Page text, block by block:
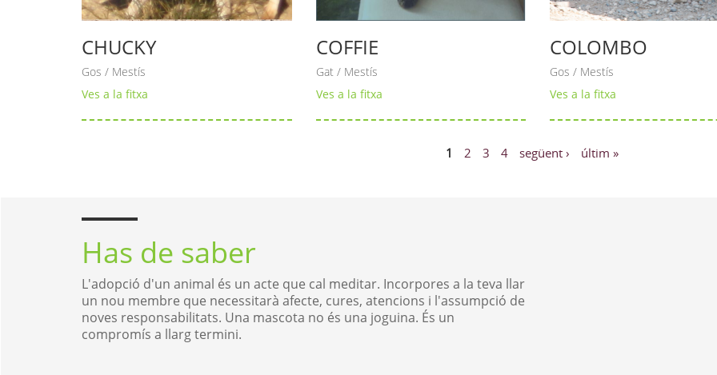
CHUCKY
Gos / Mestís
Ves a la fitxa
COFFIE
Gat / Mestís
Ves a la fitxa
COLOMBO
Gos / Mestís
Ves a la fitxa
1 2 3 4 següent › últim »
Has de saber
L'adopció d'un animal és un acte que cal meditar. Incorpores a la teva llar
un nou membre que necessitarà afecte, cures, atencions i l'assumpció de
noves responsabilitats. Una mascota no és una joguina. És un
compromís a llarg termini.